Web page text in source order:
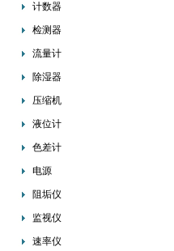
计数器
检测器
流量计
除湿器
压缩机
液位计
色差计
电源
阻垢仪
监视仪
速率仪